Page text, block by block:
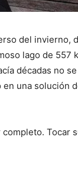
del invierno,
lago de 557
décadas no
una solución
Tocar